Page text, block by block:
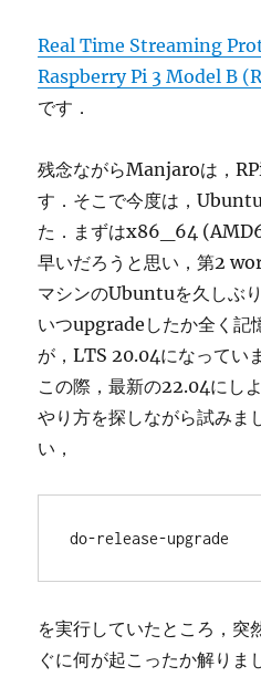
Real Time Streaming
Raspberry Pi 3 Model B
です．
残念ながらManjaroは，
す．そこで今度は，
た．まずはx86_64
早いだろうと思い，第2
マシンのUbuntuを久しぶ
いつupgradeしたか全く記
が，LTS 20.04になってい
この際，最新の22.04にし
やり方を探しながら試みま
い，
do-release-upgrade
を実行していたところ，突
ぐに何が起こったか解りま